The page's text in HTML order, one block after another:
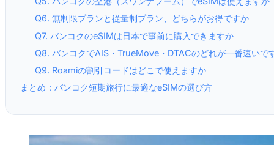
Q6. 無制限プランと従量制プラン、どちらがお得ですか
Q7. バンコクのeSIMは日本で事前に購入できますか
Q8. バンコクでAIS・TrueMove・DTACのどれが一番速いで
Q9. Roamiの割引コードはどこで使えますか
まとめ：バンコク短期旅行に最適なeSIMの選び方